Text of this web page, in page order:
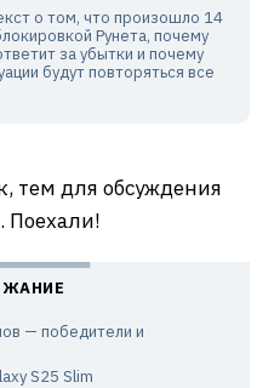
о том, что произошло 14
Рунета, почему
за убытки и почему
будут повторяться все
тем для обсуждения
Поехали!
— победители и
S25 Slim